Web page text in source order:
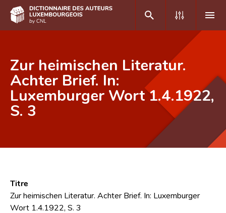
DE FR
Accueil
Auteur(e)s A-Z
Équipe scientifique
Zur heimischen Literatur.
Achter Brief. In:
Luxemburger Wort 1.4.1922,
S. 3
Titre
Zur heimischen Literatur. Achter Brief. In: Luxemburger
Wort 1.4.1922, S. 3